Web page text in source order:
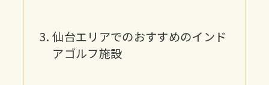
仙台エリアでのおすすめのインド
アゴルフ施設